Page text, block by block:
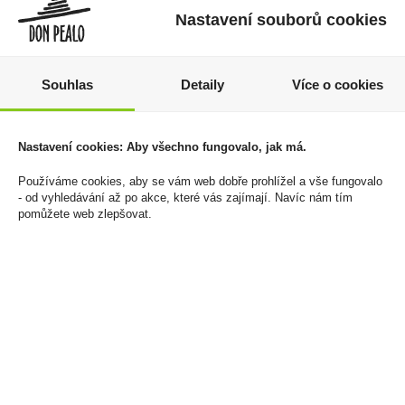
0,75l Vinařství pánů z
109 Kč
Cena za:1 ks
kachní
Cena za:1 ks
Nastavení souborů cookies
Souhlas Detaily Více o cookies
Nastavení cookies: Aby všechno fungovalo, jak má.
Používáme cookies, aby se vám web dobře prohlížel a vše fungovalo
- od vyhledávání až po akce, které vás zajímají. Navíc nám tím
pomůžete web zlepšovat.